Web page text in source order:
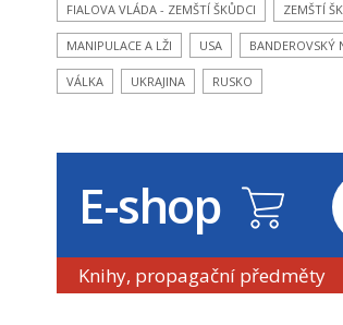
FIALOVA VLÁDA - ZEMŠTÍ ŠKŮDCI ZEMŠTÍ
MANIPULACE A LŽI USA BANDEROVSKÝ
VÁLKA UKRAJINA RUSKO
E-shop
Knihy, propagační předměty